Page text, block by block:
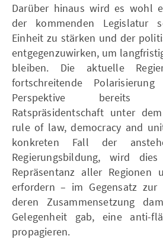
Darüber hinaus wird es wohl
der kommenden Legislatur
Einheit zu stärken und der
entgegenzuwirken, um
bleiben. Die aktuelle
fortschreitende
Perspektive bereits
Ratspräsidentschaft unter
rule of law, democracy and
konkreten Fall der
Regierungsbildung, wird
Repräsentanz aller Regionen
erfordern – im Gegensatz zur
deren Zusammensetzung
Gelegenheit gab, eine anti-
propagieren.